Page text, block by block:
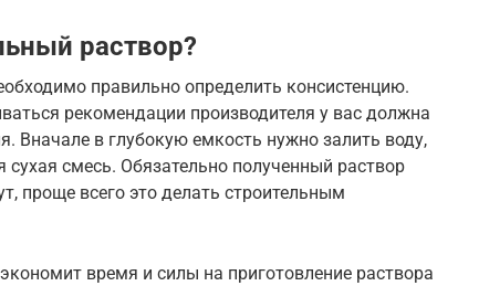
раствор?
правильно определить консистенцию.
рекомендации производителя у вас должна
Вначале в глубокую емкость нужно залить воду,
сухая смесь. Обязательно полученный раствор
проще всего это делать строительным
время и силы на приготовление раствора